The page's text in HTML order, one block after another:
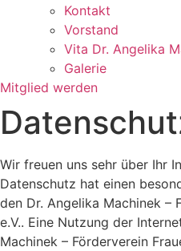
Kontakt
Vorstand
Vita Dr. Angelika
Galerie
Mitglied werden
Wir freuen uns sehr über Ihr
Datenschutz hat einen
den Dr. Angelika Machinek –
e.V.. Eine Nutzung der
Machinek – Förderverein